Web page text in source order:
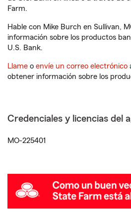
Farm.
Hable con Mike Burch en Sullivan,
información sobre los productos
U.S. Bank.
Llame o envíe un correo electrónico
obtener información sobre los
Credenciales y licencias del
MO-225401